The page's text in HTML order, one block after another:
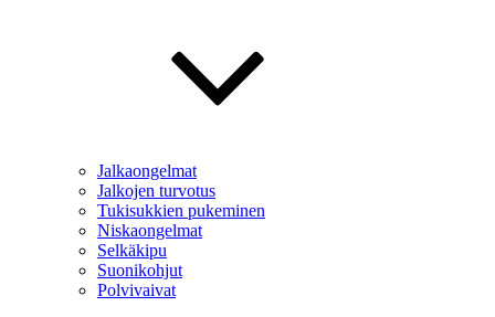
Jalkaongelmat
Jalkojen turvotus
Tukisukkien pukeminen
Niskaongelmat
Selkäkipu
Suonikohjut
Polvivaivat